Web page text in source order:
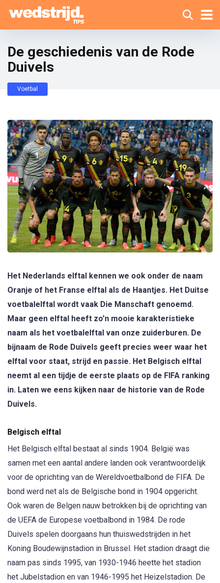
De geschiedenis van de Rode
Duivels
Voetbal
Het Nederlands elftal kennen we ook onder de naam
Oranje of het Franse elftal als de Haantjes. Het Duitse
voetbalelftal wordt vaak Die Manschaft genoemd.
Maar geen elftal heeft zo’n mooie karakteristieke
naam als het voetbalelftal van onze zuiderburen. De
bijnaam de Rode Duivels geeft precies weer waar het
elftal voor staat, strijd en passie. Het Belgisch elftal
neemt al een tijdje de eerste plaats op de FIFA ranking
in. Laten we eens kijken naar de historie van de Rode
Duivels.
Belgisch elftal
Het Belgisch elftal bestaat al sinds 1904. België was
samen met een aantal andere landen ook verantwoordelijk
voor de oprichting van de Wereldvoetbalbond de FIFA. De
bond werd net als de Belgische bond in 1904 opgericht.
Ook waren de Belgen nauw betrokken bij de oprichting van
de UEFA de Europese voetbalbond in 1984. De rode
Duivels spelen doorgaans hun thuiswedstrijden in het
Koning Boudewijnstadion in Brussel. Het stadion draagt die
naam pas sinds 1995, van 1930-1946 heette het stadion
het Jubelstadion en van 1946-1995 het Heizelstadion. De